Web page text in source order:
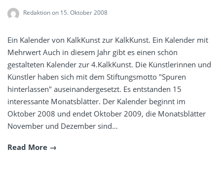
Redaktionon 15. Oktober 2008
Ein Kalender von KalkKunst zur KalkKunst. Ein Kalender mit
Mehrwert Auch in diesem Jahr gibt es einen schön
gestalteten Kalender zur 4.KalkKunst. Die Künstlerinnen und
Künstler haben sich mit dem Stiftungsmotto "Spuren
hinterlassen" auseinandergesetzt. Es entstanden 15
interessante Monatsblätter. Der Kalender beginnt im
Oktober 2008 und endet Oktober 2009, die Monatsblätter
November und Dezember sind…
Read More